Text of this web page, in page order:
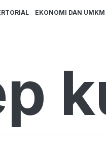
EKONOMI DAN UMKM